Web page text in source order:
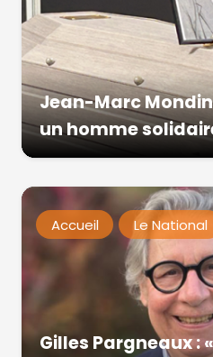
Jean-Marc
un homme
Accueil Le National
Gilles Pargneaux :